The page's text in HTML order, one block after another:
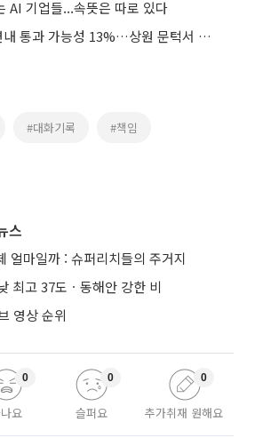
AI 기업들...속뜻은 따로 있다
美 클래리티 법안 연내 통과 가능성 13%…상원 문턱서 제동
#대화기록 #책임
스
얼마일까 : 슈퍼리치들의 주거지
최고 37도ㆍ동해안 강한 비
영상 순위
요
0
슬퍼요
0
추가취재 원해요
0